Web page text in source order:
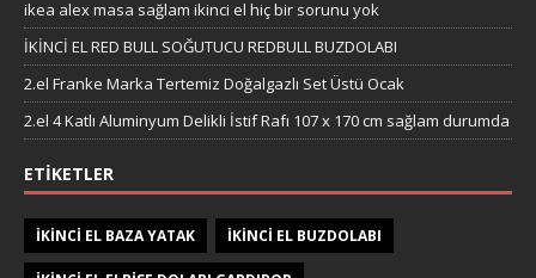
ikea alex masa sağlam ikinci el hiç bir sorunu yok
İKİNCİ EL RED BULL SOĞUTUCU REDBULL BUZDOLABI
2.el Franke Marka Tertemiz Doğalgazlı Set Üstü Ocak
2.el 4 Katlı Aluminyum Delikli İstif Rafı 107 x 170 cm sağlam durumda
ETIKETLER
IKINCI EL BAZA YATAK IKINCI EL BUZDOLABI